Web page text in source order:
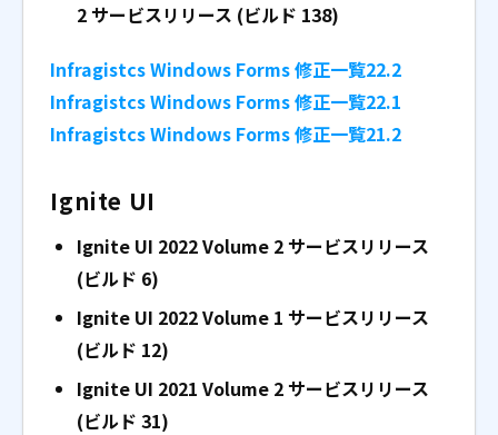
2 サービスリリース (ビルド 138)
Infragistcs Windows Forms 修正一覧22.2
Infragistcs Windows Forms 修正一覧22.1
Infragistcs Windows Forms 修正一覧21.2
Ignite UI
Ignite UI 2022 Volume 2 サービスリリース
(ビルド 6)
Ignite UI 2022 Volume 1 サービスリリース
(ビルド 12)
Ignite UI 2021 Volume 2 サービスリリース
(ビルド 31)